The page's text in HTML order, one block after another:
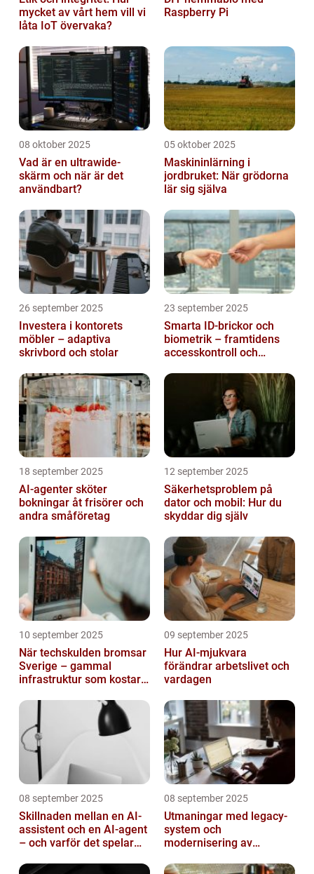
mycket av vårt hem vill vi
låta IoT övervaka?
Raspberry Pi
08 oktober 2025
Vad är en ultrawide-
skärm och när är det
användbart?
05 oktober 2025
Maskininlärning i
jordbruket: När grödorna
lär sig själva
26 september 2025
Investera i kontorets
möbler – adaptiva
skrivbord och stolar
23 september 2025
Smarta ID-brickor och
biometrik – framtidens
accesskontroll och
18 september 2025
AI-agenter sköter
bokningar åt frisörer och
andra småföretag
12 september 2025
Säkerhetsproblem på
dator och mobil: Hur du
skyddar dig själv
10 september 2025
När techskulden bromsar
Sverige – gammal
infrastruktur som kostar
09 september 2025
Hur AI-mjukvara
förändrar arbetslivet och
vardagen
08 september 2025
Skillnaden mellan en AI-
assistent och en AI-agent
– och varför det spelar
08 september 2025
Utmaningar med legacy-
system och
modernisering av